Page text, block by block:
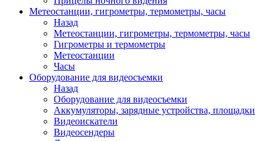
Метеостанции, гигрометры, термометры, часы
Назад
Метеостанции, гигрометры, термометры, часы
Гигрометры и термометры
Метеостанции
Часы
Оборудование для видеосъемки
Назад
Оборудование для видеосъемки
Аккумуляторы, зарядные устройства, площадки
Видеоискатели
Видеосендеры